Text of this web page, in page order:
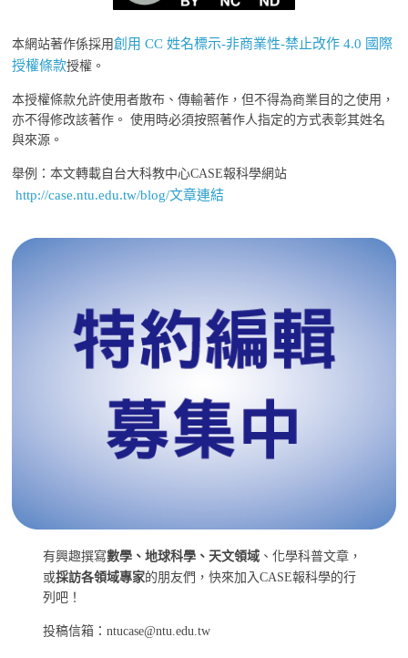
本網站著作係採用創用 CC 姓名標示-非商業性-禁止改作 4.0 國際
授權條款授權。
本授權條款允許使用者散布、傳輸著作，但不得為商業目的之使用，
亦不得修改該著作。 使用時必須按照著作人指定的方式表彰其姓名
與來源。
舉例：本文轉載自台大科教中心CASE報科學網站
http://case.ntu.edu.tw/blog/文章連結
有興趣撰寫數學、地球科學、天文領域 、化學科普文章，
或採訪各領域專家的朋友們，快來加入CASE報科學的行
列吧！
投稿信箱：ntucase@ntu.edu.tw